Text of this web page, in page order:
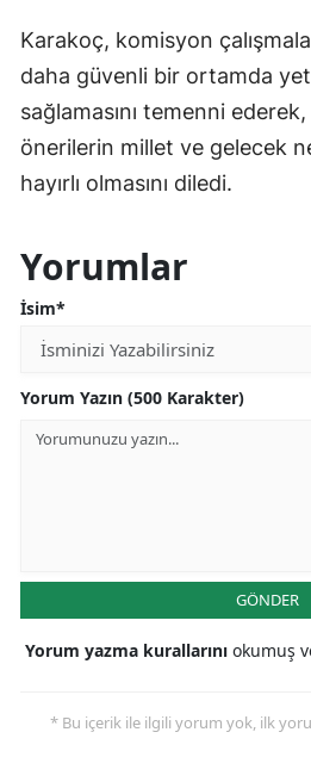
Karakoç, komisyon
daha güvenli bir ortamda
sağlamasını temenni
önerilerin millet ve gelecek
hayırlı olmasını diledi.
Yorumlar
İsim*
Yorum Yazın (500 Karakter)
GÖNDER
Yorum yazma kurallarını okumuş
* Bu içerik ile ilgili yorum yok, ilk